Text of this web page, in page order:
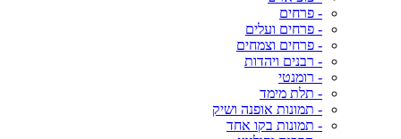
- פרחים
- פרחים ועלים
- פרחים וצמחים
- רבנים ויהדות
- רומנטי
- תלת מימד
- תמונות אופנה ושיק
- תמונות בקו אחד